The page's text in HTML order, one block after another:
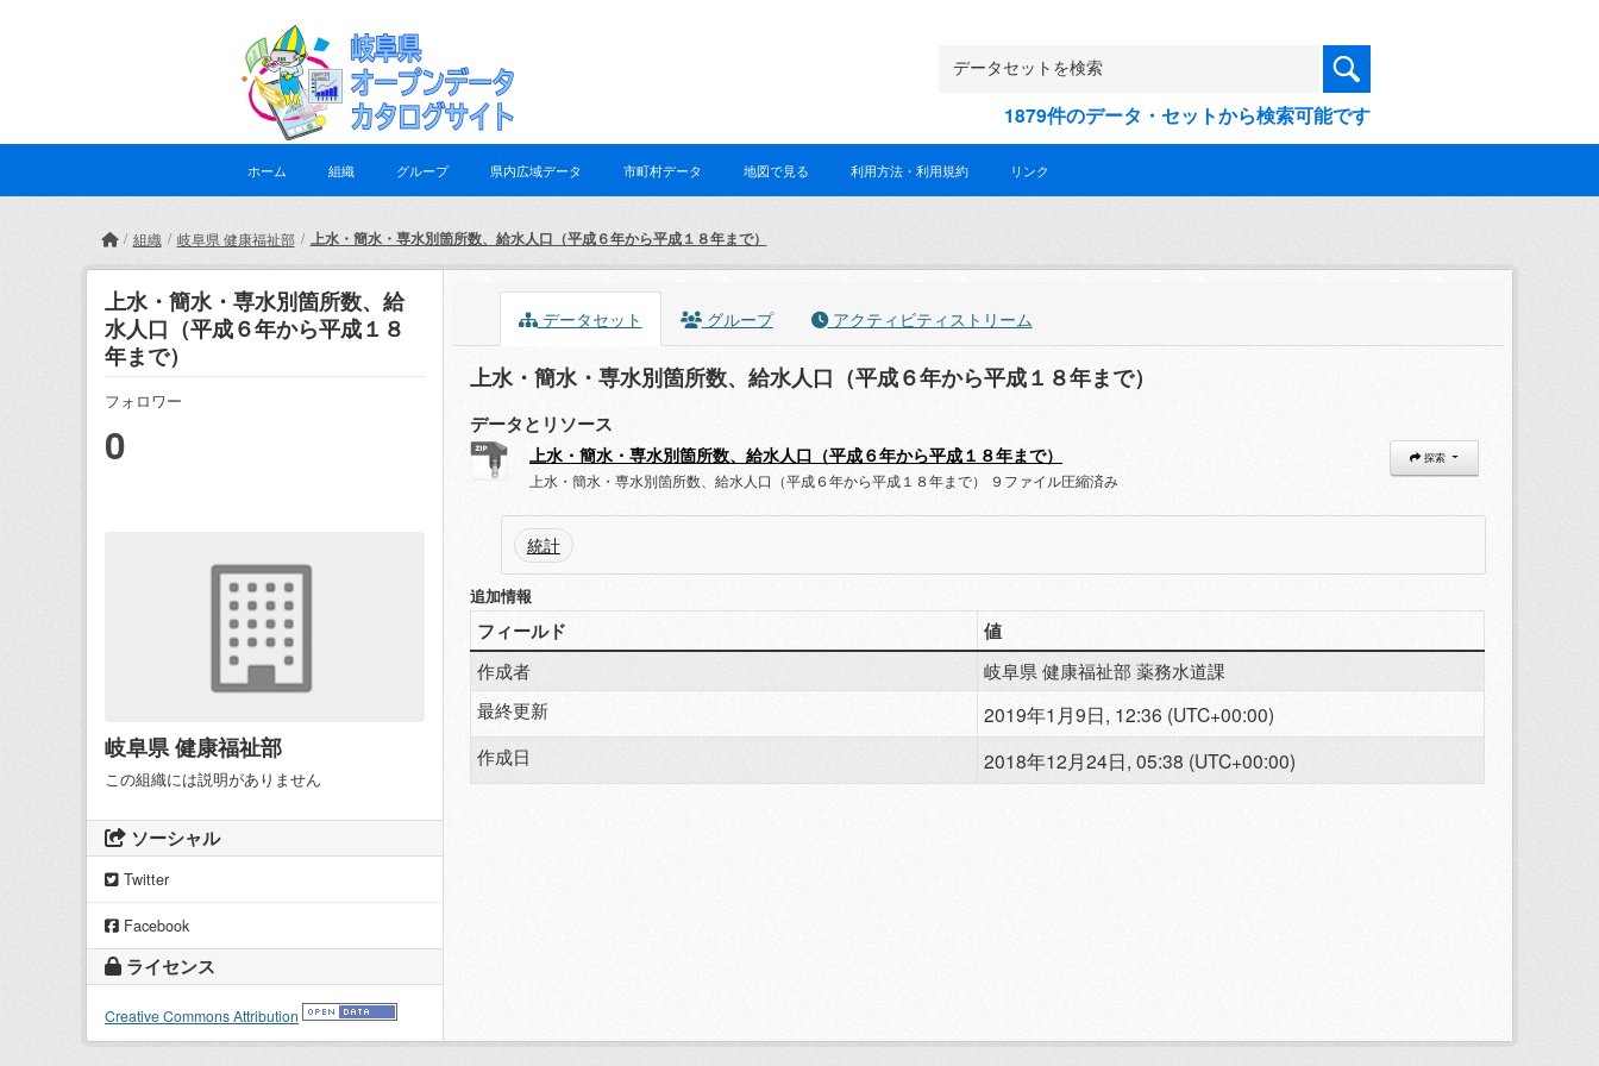
1879件のデータ・セットから検索可能です
ホーム 組織 グループ 県内広域データ 市町村データ 地図で見る 利用方法・利用規約 リンク
組織 岐阜県 健康福祉部 上水・簡水・専水別箇所数、給水人口（平成６年から平成１８年まで）
上水・簡水・専水別箇所数、給
水人口（平成６年から平成１８
年まで）
フォロワー
0
岐阜県 健康福祉部
この組織には説明がありません
ソーシャル
Twitter
Facebook
ライセンス
Creative Commons Attribution
データセット グループ アクティビティストリーム
上水・簡水・専水別箇所数、給水人口（平成６年から平成１８年まで）
データとリソース
上水・簡水・専水別箇所数、給水人口（平成６年から平成１８年まで）
上水・簡水・専水別箇所数、給水人口（平成６年から平成１８年まで） ９ファイル圧縮済み
探索
統計
追加情報
フィールド 値
作成者
岐阜県 健康福祉部 薬務水道課
最終更新
2019年1月9日, 12:36 (UTC+00:00)
作成日 2018年12月24日, 05:38 (UTC+00:00)